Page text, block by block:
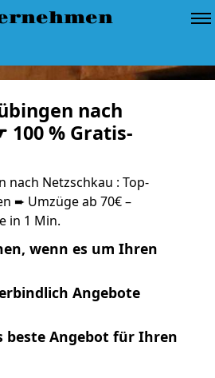
nach
100 % Gratis-
nach Netzschkau : Top-
➨ Umzüge ab 70€ –
in 1 Min.
wenn es um Ihren
Angebote
beste Angebot für Ihren